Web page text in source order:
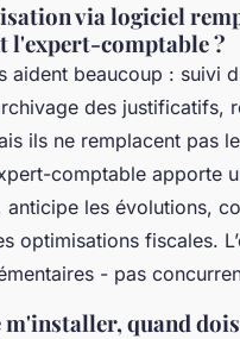
via logiciel
l'expert-comptable ?
aident beaucoup : suivi
des justificatifs,
ils ne remplacent pas
comptable apporte
anticipe les évolutions,
optimisations fiscales.
- pas
m'installer, quand